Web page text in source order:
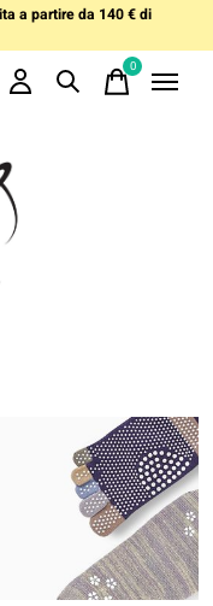
a partire da 140 € di
0items